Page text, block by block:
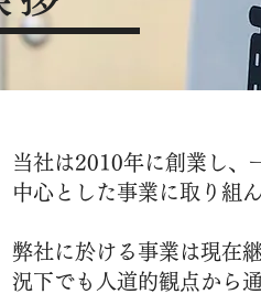
当社は2010年に創業し、
中心とした事業に取り組
弊社に於ける事業は現在
況下でも人道的観点から